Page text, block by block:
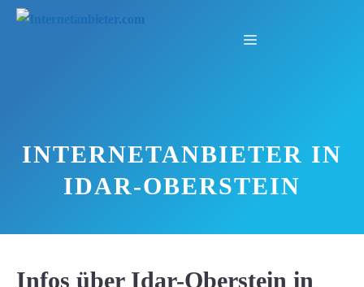
Zum
Menü
INTERNETANBIETER IN
IDAR-OBERSTEIN
Infos über Idar-Oberstein in